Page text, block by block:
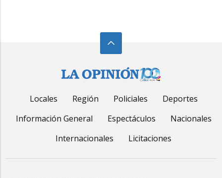
Locales Región Policiales
Deportes
Información General
Espectáculos
Nacionales
Internacionales
Licitaciones